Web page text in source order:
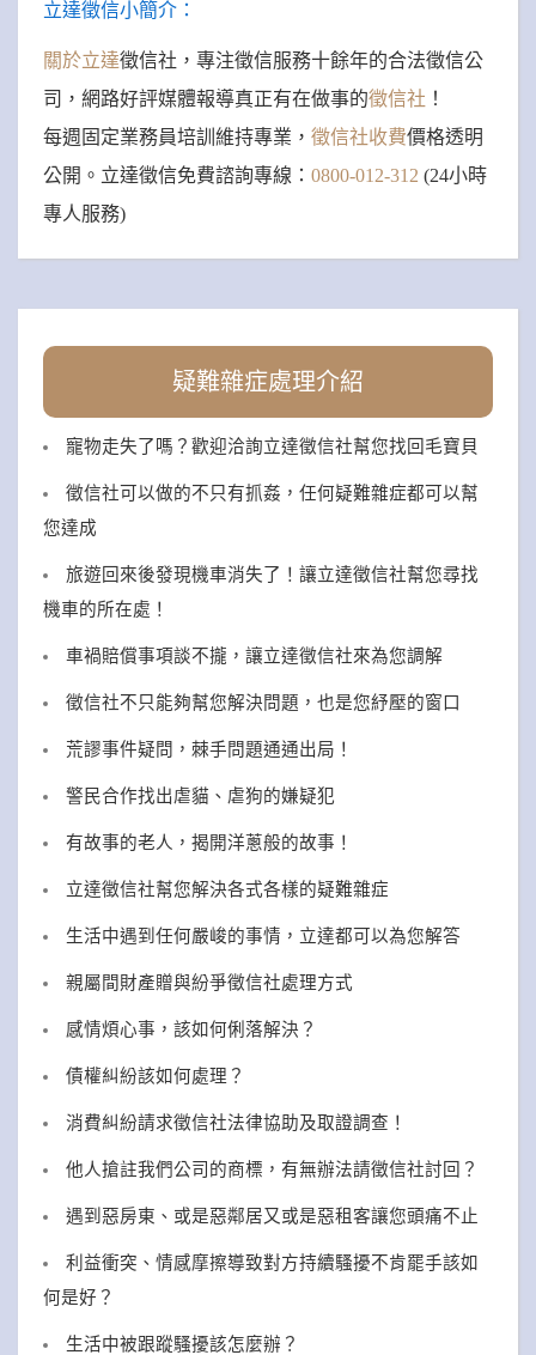
立達徵信小簡介：
關於立達徵信社，專注徵信服務十餘年的合法徵信公
司，網路好評媒體報導真正有在做事的徵信社 ！
每週固定業務員培訓維持專業， 徵信社收費價格透明
公開。立達徵信免費諮詢專線： 0800-012-312 (24小時
專人服務)
疑難雜症處理介紹
寵物走失了嗎？歡迎洽詢立達徵信社幫您找回毛寶貝
徵信社可以做的不只有抓姦，任何疑難雜症都可以幫
您達成
旅遊回來後發現機車消失了！讓立達徵信社幫您尋找
機車的所在處！
車禍賠償事項談不攏，讓立達徵信社來為您調解
徵信社不只能夠幫您解決問題，也是您紓壓的窗口
荒謬事件疑問，棘手問題通通出局！
警民合作找出虐貓、虐狗的嫌疑犯
有故事的老人，揭開洋蔥般的故事！
立達徵信社幫您解決各式各樣的疑難雜症
生活中遇到任何嚴峻的事情，立達都可以為您解答
親屬間財產贈與紛爭徵信社處理方式
感情煩心事，該如何俐落解決？
債權糾紛該如何處理？
消費糾紛請求徵信社法律協助及取證調查！
他人搶註我們公司的商標，有無辦法請徵信社討回？
遇到惡房東、或是惡鄰居又或是惡租客讓您頭痛不止
利益衝突、情感摩擦導致對方持續騷擾不肯罷手該如
何是好？
生活中被跟蹤騷擾該怎麼辦？